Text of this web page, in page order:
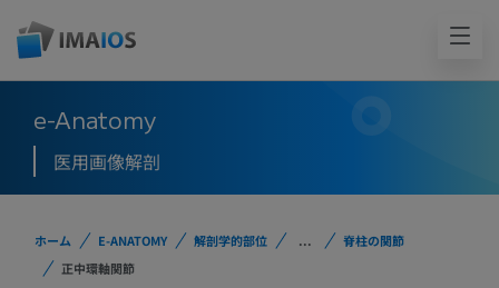
e-Anatomy
医用画像解剖
ホーム E-ANATOMY 解剖学的部位 ...
脊柱の関節
正中環軸関節